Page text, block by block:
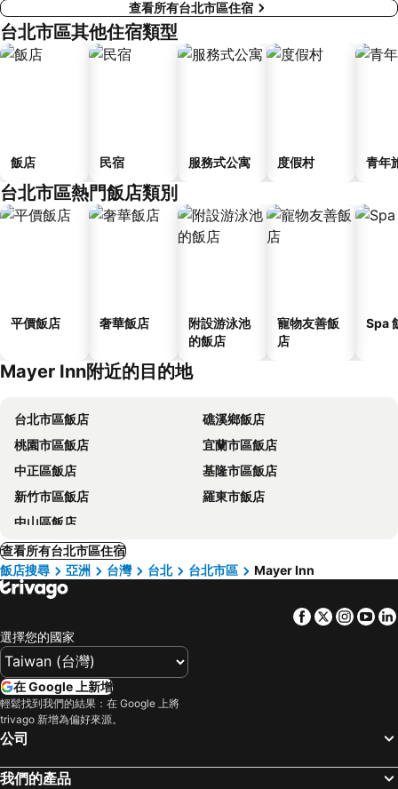
查看所有台北市區住宿
台北市區其他住宿類型
飯店 民宿 服務式公寓 度假村 青年
台北市區熱門飯店類別
平價飯店 奢華飯店
附設游泳池
的飯店
寵物友善飯
店
Spa
Mayer Inn附近的目的地
台北市區飯店
礁溪鄉飯店
桃園市區飯店
宜蘭市區飯店
中正區飯店
基隆市區飯店
新竹市區飯店
羅東市飯店
中山區飯店
查看所有台北市區住宿
飯店搜尋
亞洲 台灣 台北 台北市區 Mayer Inn
Facebook
Twitter
選擇您的國家
在 Google 上新增
輕鬆找到我們的結果：在 Google 上將
trivago 新增為偏好來源。
公司
我們的產品